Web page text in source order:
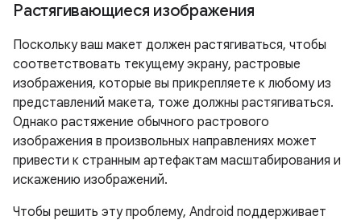
Растягивающиеся изображения
Поскольку ваш макет должен растягиваться, чтобы
соответствовать текущему экрану, растровые
изображения, которые вы прикрепляете к любому из
представлений макета, тоже должны растягиваться.
Однако растяжение обычного растрового
изображения в произвольных направлениях может
привести к странным артефактам масштабирования и
искажению изображений.
Чтобы решить эту проблему, Android поддерживает